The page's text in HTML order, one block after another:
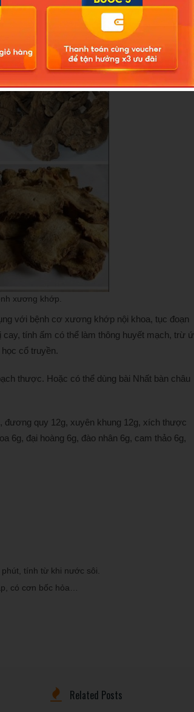
xương khớp.
với bệnh cơ xương khớp nội khoa, tục đoạn
tính ấm có thể làm thông huyết mạch, trừ ứ
cổ truyền.
thược. Hoặc có thể dùng bài Nhất bàn châu
đương quy 12g, xuyên khung 12g, xích thược
6g, đại hoàng 6g, đào nhân 6g, cam thảo 6g,
tính từ khi nước sôi.
có cơn bốc hỏa…
Related Posts